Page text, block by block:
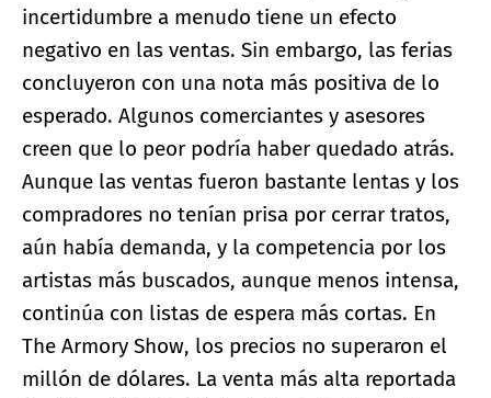
incertidumbre a menudo tiene un efecto
negativo en las ventas. Sin embargo, las ferias
concluyeron con una nota más positiva de lo
esperado. Algunos comerciantes y asesores
creen que lo peor podría haber quedado atrás.
Aunque las ventas fueron bastante lentas y los
compradores no tenían prisa por cerrar tratos,
aún había demanda, y la competencia por los
artistas más buscados, aunque menos intensa,
continúa con listas de espera más cortas. En
The Armory Show, los precios no superaron el
millón de dólares. La venta más alta reportada